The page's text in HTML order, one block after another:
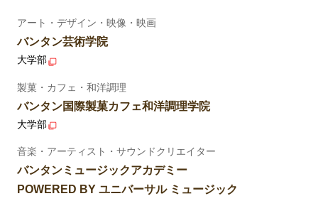
アート・デザイン・映像・映画
バンタン芸術学院
大学部
製菓・カフェ・和洋調理
バンタン国際製菓カフェ和洋調理学院
大学部
音楽・アーティスト・サウンドクリエイター
バンタンミュージックアカデミー
POWERED BY ユニバーサル ミュージック